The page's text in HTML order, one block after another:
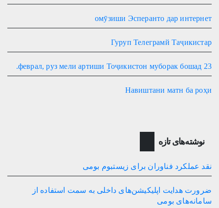
омӯзиши Эсперанто дар интернет
Гуруп Телеграмй Таҷикистар
23 феврал, руз мели артиши Тоҷикистон муборак бошад.
Навиштани матн ба роҳи
نوشته‌های تازه
نقد عملکرد فناوران برای زیستبوم بومی
ضرورت هدایت اپلیکیشن‌های داخلی به سمت استفاده از
سامانه‌های بومی